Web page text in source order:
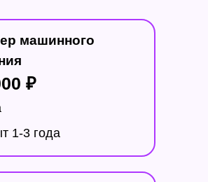
машинного
₽
1-3 года
специалистам
IT
себя в новой роли.
и сменить направление